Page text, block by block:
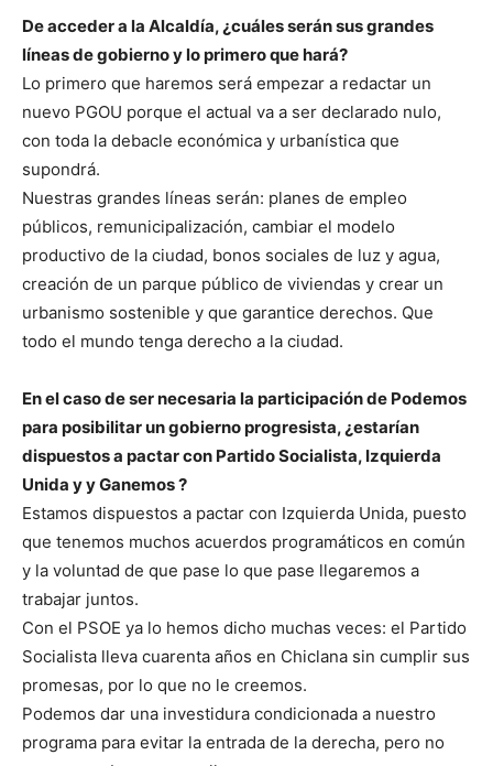
De acceder a la Alcaldía, ¿cuáles serán sus grandes
líneas de gobierno y lo primero que hará?
Lo primero que haremos será empezar a redactar un
nuevo PGOU porque el actual va a ser declarado nulo,
con toda la debacle económica y urbanística que
supondrá.
Nuestras grandes líneas serán: planes de empleo
públicos, remunicipalización, cambiar el modelo
productivo de la ciudad, bonos sociales de luz y agua,
creación de un parque público de viviendas y crear un
urbanismo sostenible y que garantice derechos. Que
todo el mundo tenga derecho a la ciudad.
En el caso de ser necesaria la participación de Podemos
para posibilitar un gobierno progresista, ¿estarían
dispuestos a pactar con Partido Socialista, Izquierda
Unida y y Ganemos ?
Estamos dispuestos a pactar con Izquierda Unida, puesto
que tenemos muchos acuerdos programáticos en común
y la voluntad de que pase lo que pase llegaremos a
trabajar juntos.
Con el PSOE ya lo hemos dicho muchas veces: el Partido
Socialista lleva cuarenta años en Chiclana sin cumplir sus
promesas, por lo que no le creemos.
Podemos dar una investidura condicionada a nuestro
programa para evitar la entrada de la derecha, pero no